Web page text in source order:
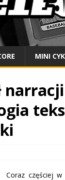
MINI
narracji
Coraz częściej w